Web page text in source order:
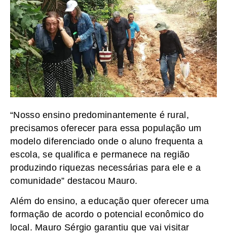
“Nosso ensino predominantemente é rural,
precisamos oferecer para essa população um
modelo diferenciado onde o aluno frequenta a
escola, se qualifica e permanece na região
produzindo riquezas necessárias para ele e a
comunidade” destacou Mauro.
Além do ensino, a educação quer oferecer uma
formação de acordo o potencial econômico do
local. Mauro Sérgio garantiu que vai visitar